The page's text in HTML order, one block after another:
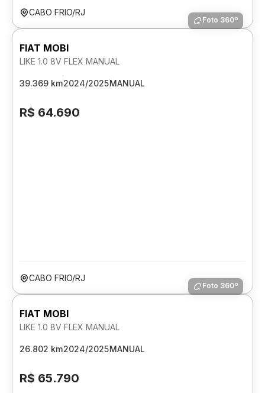
CABO FRIO/RJ
Foto 360º
FIAT MOBI
LIKE 1.0 8V FLEX MANUAL
39.369 km2024/2025MANUAL
R$ 64.690
CABO FRIO/RJ
Foto 360º
FIAT MOBI
LIKE 1.0 8V FLEX MANUAL
26.802 km2024/2025MANUAL
R$ 65.790